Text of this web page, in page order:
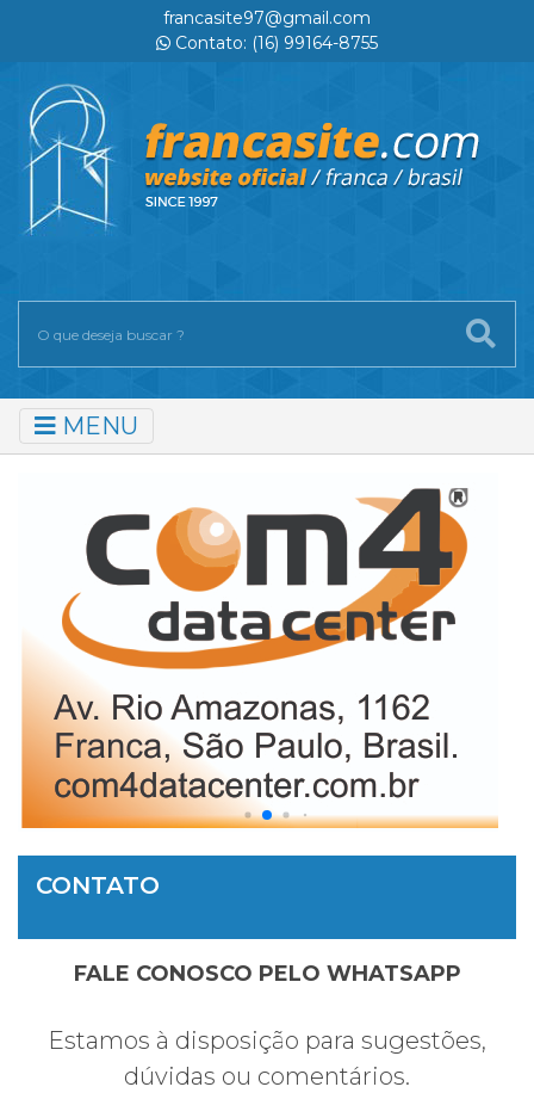
francasite97@gmail.com
Contato: (16) 99164-8755
MENU
CONTATO
FALE CONOSCO PELO WHATSAPP
Estamos à disposição para sugestões,
dúvidas ou comentários.